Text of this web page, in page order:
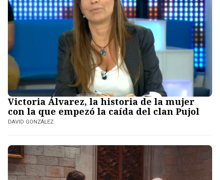
Victoria Álvarez, la historia de la mujer
con la que empezó la caída del clan Pujol
DAVID GONZÁLEZ